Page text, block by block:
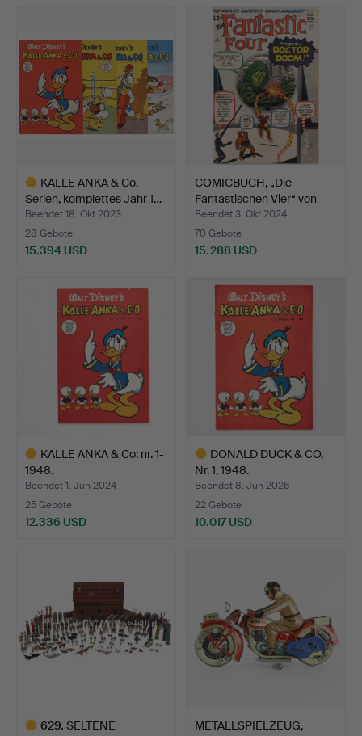
Objekt
KALLE ANKA & Co.
Serien, komplettes Jahr 1…
Beendet 18. Okt 2023
28 Gebote
15.394 USD
COMICBUCH, „Die
Fantastischen Vier“ von
Ma…
Beendet 3. Okt 2024
70 Gebote
15.288 USD
KALLE ANKA & Co: nr. 1-
1948.
Beendet 1. Jun 2024
25 Gebote
12.336 USD
DONALD DUCK & CO,
Nr. 1, 1948.
Beendet 8. Jun 2026
22 Gebote
10.017 USD
629. SELTENE
METALLSPIELZEUG,